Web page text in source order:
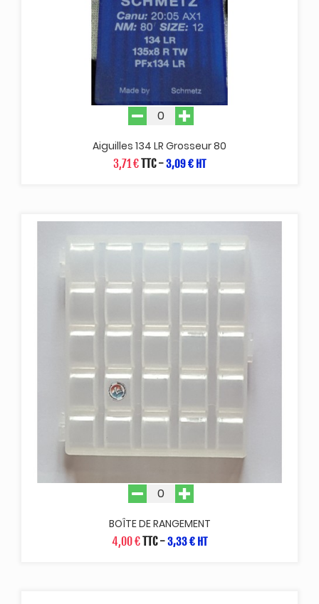
Aiguilles 134 LR Grosseur 80
3,71 €TTC-3,09 € HT
BOÎTE DE RANGEMENT
4,00 €TTC-3,33 € HT